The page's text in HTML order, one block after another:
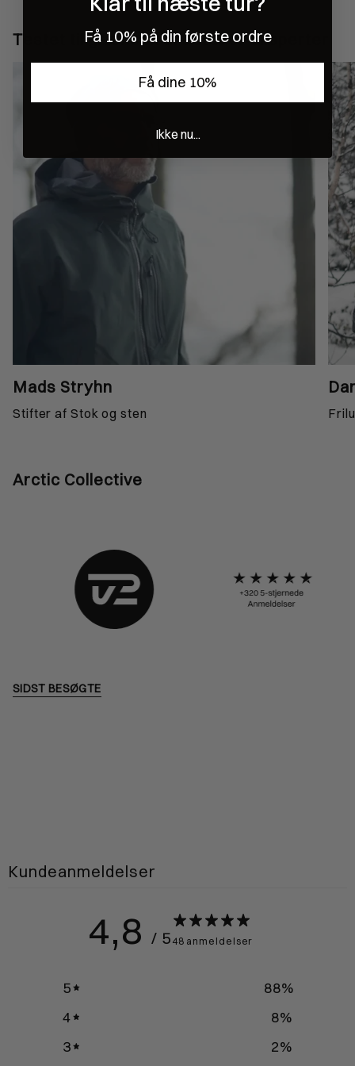
Testet til grænsen af outdoor eksperter
Mads Stryhn
Stifter af Stok og sten
Arctic Collective
SIDST BESØGTE
Kundeanmeldelser
4,8 / 5 48 anmeldelser
5 88%
4
8%
3
2%
Få 10% på din første ordre
Få dine 10%
Ikke nu...